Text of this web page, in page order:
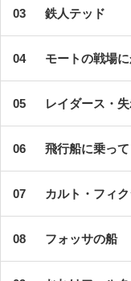
鉄人テッド
モートの戦場
レイダース・
飛行船に乗って
カルト・フィ
フォッサの船